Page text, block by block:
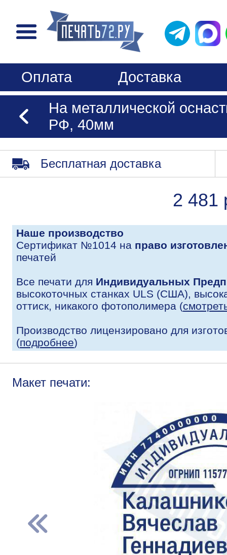
Оплата
Доставка
На металлической
РФ, 40мм
Бесплатная доставка
2 481
Наше производство
Сертификат №1014 на право
печатей
Все печати для Индивидуальных
высокоточных станках ULS (США),
оттиск, никакого фотополимера (
Производство лицензировано для
(подробнее)
Макет печати: